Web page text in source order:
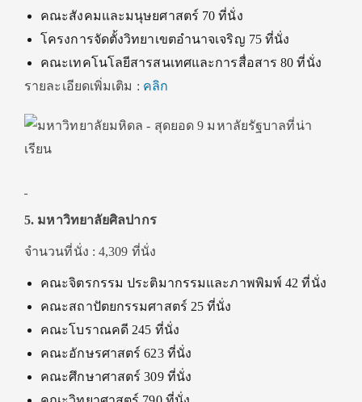
คณะสังคมและมนุษยศาสตร์ 70 ที่นั่ง
โครงการจัดตั้งวิทยาเขตอำนาจเจริญ 75 ที่นั่ง
คณะเทคโนโลยีสารสนเทศและการสื่อสาร 80 ที่นั่ง
รายละเอียดเพิ่มเติม : คลิก
5. มหาวิทยาลัยศิลปากร
จำนวนที่นั่ง : 4,309 ที่นั่ง
คณะจิตรกรรม ประติมากรรมและภาพพิมพ์ 42 ที่นั่ง
คณะสถาปัตยกรรมศาสตร์ 25 ที่นั่ง
คณะโบราณคดี 245 ที่นั่ง
คณะอักษรศาสตร์ 623 ที่นั่ง
คณะศึกษาศาสตร์ 309 ที่นั่ง